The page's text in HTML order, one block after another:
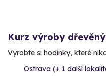
Kurz výroby
Vyrobte si hodinky, které
Ostrava (+ 1 další